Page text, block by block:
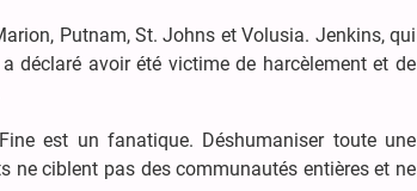
Putnam, St. Johns et Volusia. Jenkins, qui
déclaré avoir été victime de harcèlement et de
est un fanatique. Déshumaniser toute une
ciblent pas des communautés entières et ne